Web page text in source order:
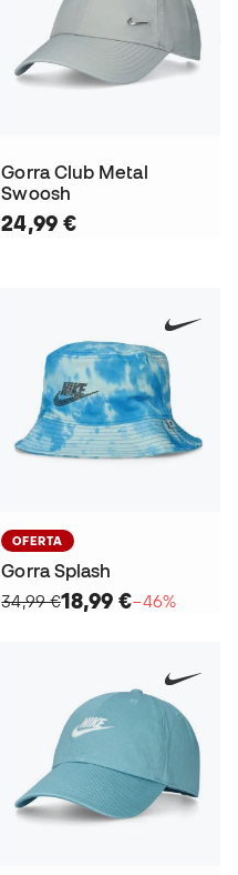
Gorra Club Metal
Swoosh
24,99 €
OFERTA
Gorra Splash
34,99 €18,99 €−46%